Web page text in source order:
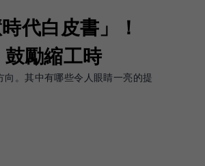
代白皮書」！
勵縮工時
。其中有哪些令人眼睛一亮的提